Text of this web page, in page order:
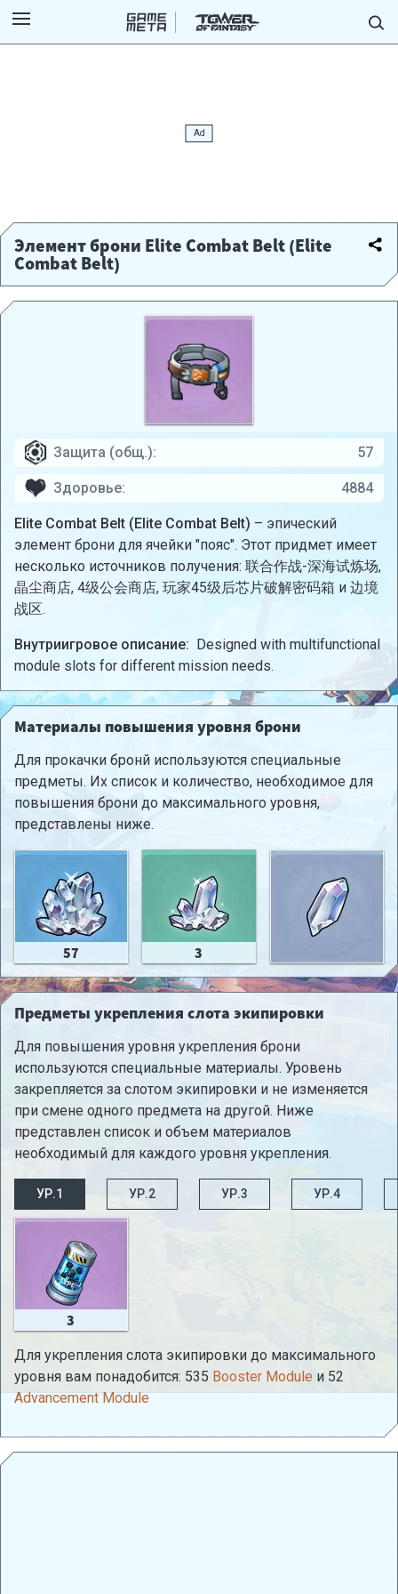
Элемент брони Elite Combat Belt (Elite
Combat Belt)
Защита (общ.): 57
Здоровье: 4884
Elite Combat Belt (Elite Combat Belt) – эпический
элемент брони для ячейки "пояс". Этот придмет имеет
несколько источников получения: 联合作战-深海试炼场,
晶尘商店, 4级公会商店, 玩家45级后芯片破解密码箱 и 边境
战区.
Внутриигровое описание: Designed with multifunctional
module slots for different mission needs.
Материалы повышения уровня брони
Для прокачки бронй используются специальные
предметы. Их список и количество, необходимое для
повышения брони до максимального уровня,
представлены ниже.
57 3
Предметы укрепления слота экипировки
Для повышения уровня укрепления брони
используются специальные материалы. Уровень
закрепляется за слотом экипировки и не изменяется
при смене одного предмета на другой. Ниже
представлен список и объем материалов
необходимый для каждого уровня укрепления.
УР.1 УР.2 УР.3 УР.4
3
Для укрепления слота экипировки до максимального
уровня вам понадобится: 535 Booster Module и 52
Advancement Module